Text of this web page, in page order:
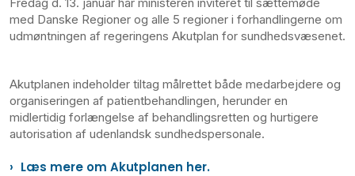
med Danske Regioner og alle 5 regioner i forhandlingerne om
udmøntningen af regeringens Akutplan for sundhedsvæsenet.
Akutplanen indeholder tiltag målrettet både medarbejdere og
organiseringen af patientbehandlingen, herunder en
midlertidig forlængelse af behandlingsretten og hurtigere
autorisation af udenlandsk sundhedspersonale.
Læs mere om Akutplanen her.